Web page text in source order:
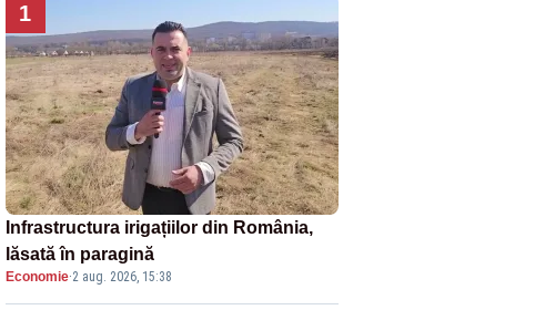
1
Infrastructura irigațiilor din România,
lăsată în paragină
Economie·2 aug. 2026, 15:38